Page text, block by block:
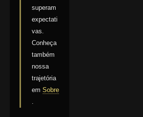
superam
expectati
vas.
Conheça
também
nossa
trajetória
em Sobre